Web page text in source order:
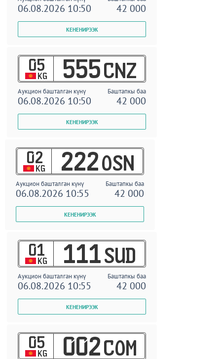
06.08.2026 10:50 42 000
05
KG 555 CNZ
Аукцион башталган күнү Баштапкы баа
06.08.2026 10:50 42 000
02
KG 222 OSN
Аукцион башталган күнү Баштапкы баа
06.08.2026 10:55 42 000
01
KG 111 SUD
Аукцион башталган күнү Баштапкы баа
06.08.2026 10:55 42 000
05
KG 002 COM